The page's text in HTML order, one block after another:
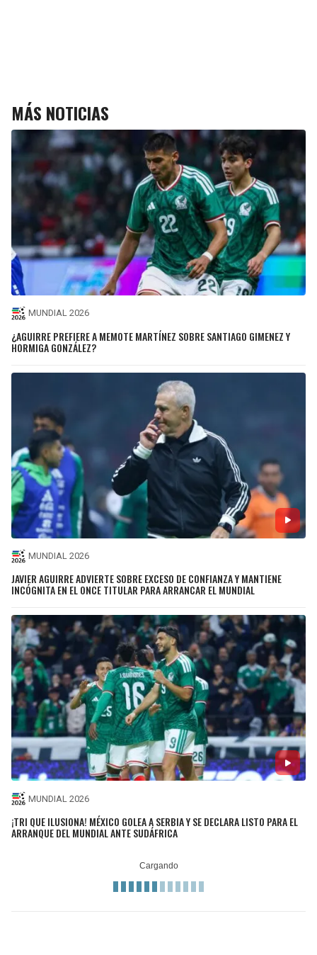
MÁS NOTICIAS
MUNDIAL 2026
¿AGUIRRE PREFIERE A MEMOTE MARTÍNEZ SOBRE SANTIAGO GIMENEZ Y
HORMIGA GONZÁLEZ?
MUNDIAL 2026
JAVIER AGUIRRE ADVIERTE SOBRE EXCESO DE CONFIANZA Y MANTIENE
INCÓGNITA EN EL ONCE TITULAR PARA ARRANCAR EL MUNDIAL
MUNDIAL 2026
¡TRI QUE ILUSIONA! MÉXICO GOLEA A SERBIA Y SE DECLARA LISTO PARA EL
ARRANQUE DEL MUNDIAL ANTE SUDÁFRICA